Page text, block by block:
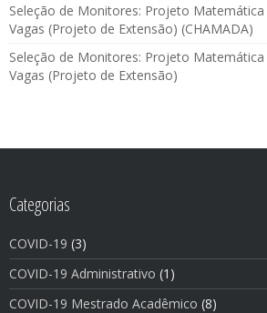
Seleção de Monitores: Projeto
Vagas (Projeto de Extensão) (CHAMADA)
Seleção de Monitores: Projeto
Vagas (Projeto de Extensão)
Categorias
COVID-19 (3)
COVID-19 Administrativo (1)
COVID-19 Mestrado Acadêmico (8)